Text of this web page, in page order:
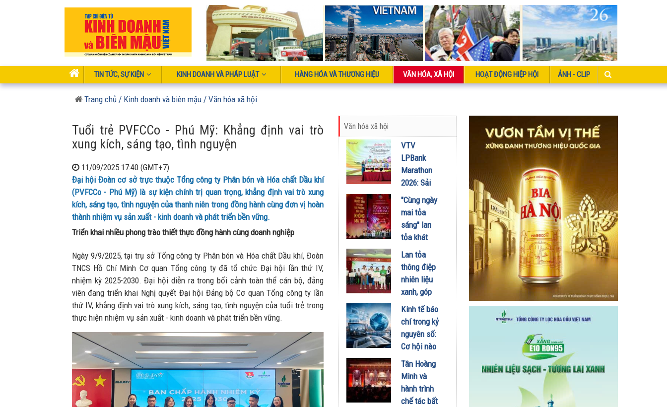
TIN TỨC, SỰ KIỆN KINH DOANH VÀ PHÁP LUẬT HÀNG HÓA VÀ THƯƠNG HIỆU VĂN HÓA, XÃ HỘI HOẠT ĐỘNG HIỆP HỘI ẢNH - CLIP
Trang chủ / Kinh doanh và biên mậu / Văn hóa xã hội
Tuổi trẻ PVFCCo - Phú Mỹ: Khẳng định vai trò
xung kích, sáng tạo, tình nguyện
11/09/2025 17:40 (GMT+7)
Đại hội Đoàn cơ sở trực thuộc Tổng công ty Phân bón và Hóa chất Dầu khí
(PVFCCo - Phú Mỹ) là sự kiện chính trị quan trọng, khẳng định vai trò xung
kích, sáng tạo, tình nguyện của thanh niên trong đồng hành cùng đơn vị hoàn
thành nhiệm vụ sản xuất - kinh doanh và phát triển bền vững.
Triển khai nhiều phong trào thiết thực đồng hành cùng doanh nghiệp
Ngày 9/9/2025, tại trụ sở Tổng công ty Phân bón và Hóa chất Dầu khí, Đoàn
TNCS Hồ Chí Minh Cơ quan Tổng công ty đã tổ chức Đại hội lần thứ IV,
nhiệm kỳ 2025-2030. Đại hội diễn ra trong bối cảnh toàn thể cán bộ, đảng
viên đang triển khai Nghị quyết Đại hội Đảng bộ Cơ quan Tổng công ty lần
thứ IV, khẳng định vai trò xung kích, sáng tạo, tình nguyện của tuổi trẻ trong
thực hiện nhiệm vụ sản xuất - kinh doanh và phát triển bền vững.
Văn hóa xã hội
VTV
LPBank
Marathon
2026: Sải
bước qua
miền Di
sản, lan
tỏa giá trị
xanh
31/07/2026
"Cùng ngày
mai tỏa
sáng" lan
tỏa khát
vọng xây
dựng cộng
đồng
không ma
29/06/2026
Lan tỏa
thông điệp
nhiên liệu
xanh, góp
phần thúc
đẩy hành
trình đưa
xăng E10
vào cuộc
sống
19/06/2026
Kinh tế báo
chí trong kỷ
nguyên số:
Cơ hội nào
cho các
tạp chí
chuyên
ngành?
Tân Hoàng
Minh và
hành trình
chế tác bất